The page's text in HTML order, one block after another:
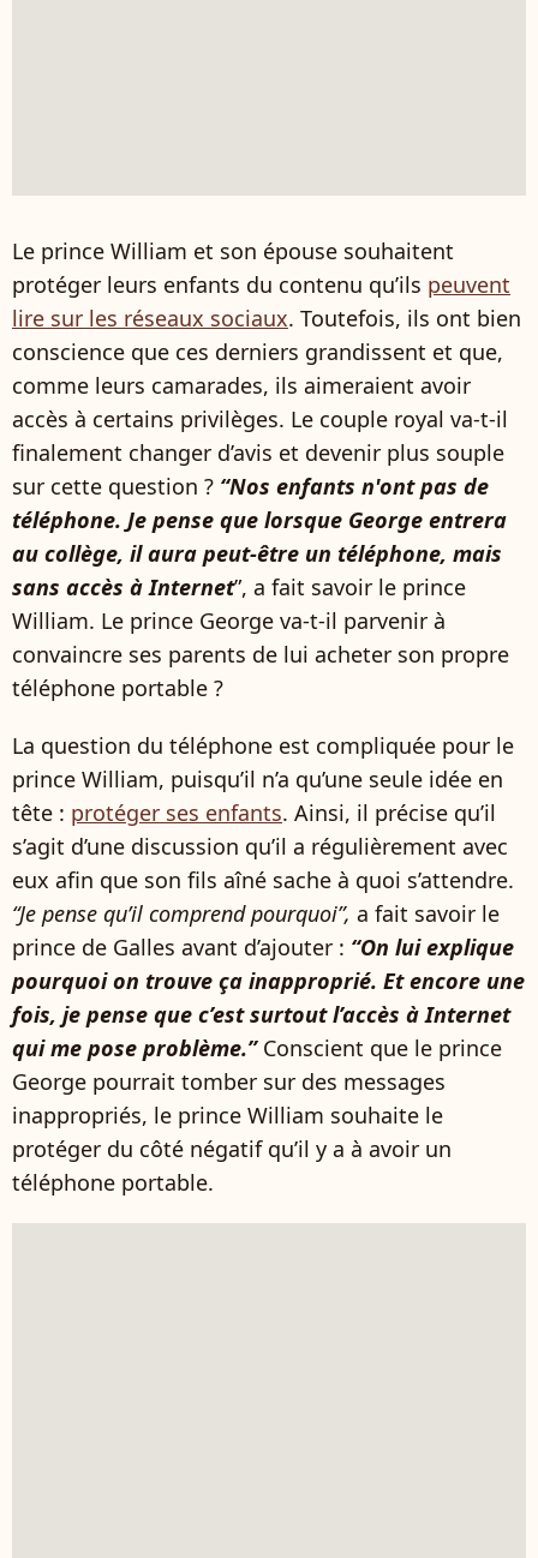
Le prince William et son épouse souhaitent
protéger leurs enfants du contenu qu’ils peuvent
lire sur les réseaux sociaux. Toutefois, ils ont bien
conscience que ces derniers grandissent et que,
comme leurs camarades, ils aimeraient avoir
accès à certains privilèges. Le couple royal va-t-il
finalement changer d’avis et devenir plus souple
sur cette question ? “Nos enfants n'ont pas de
téléphone. Je pense que lorsque George entrera
au collège, il aura peut-être un téléphone, mais
sans accès à Internet”, a fait savoir le prince
William. Le prince George va-t-il parvenir à
convaincre ses parents de lui acheter son propre
téléphone portable ?
La question du téléphone est compliquée pour le
prince William, puisqu’il n’a qu’une seule idée en
tête : protéger ses enfants. Ainsi, il précise qu’il
s’agit d’une discussion qu’il a régulièrement avec
eux afin que son fils aîné sache à quoi s’attendre.
“Je pense qu’il comprend pourquoi”, a fait savoir le
prince de Galles avant d’ajouter : “On lui explique
pourquoi on trouve ça inapproprié. Et encore une
fois, je pense que c’est surtout l’accès à Internet
qui me pose problème.”Conscient que le prince
George pourrait tomber sur des messages
inappropriés, le prince William souhaite le
protéger du côté négatif qu’il y a à avoir un
téléphone portable.